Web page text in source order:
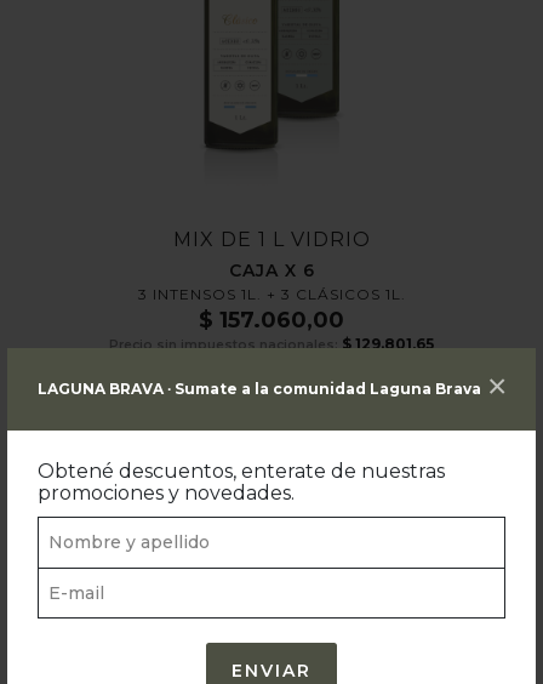
LAGUNA BRAVA ∙ Sumate a la comunidad Laguna Brava
Obtené descuentos, enterate de nuestras
promociones y novedades.
×
MIX DE 1 L VIDRIO
CAJA X 6
3 INTENSOS 1L. + 3 CLÁSICOS 1L.
$ 157.060,00
Precio sin impuestos nacionales: $ 129.801,65